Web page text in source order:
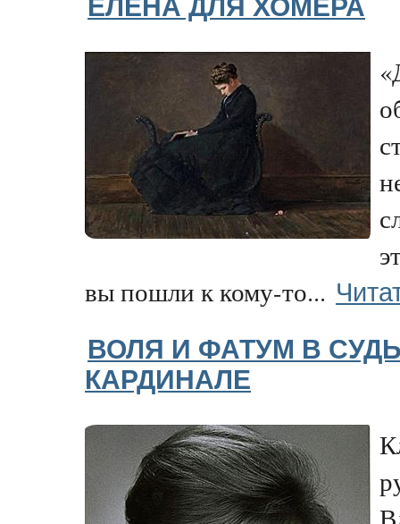
ЕЛЕНА ДЛЯ ХОМЕРА
вы пошли к кому-то...
ВОЛЯ И ФАТУМ В
КАРДИНАЛЕ